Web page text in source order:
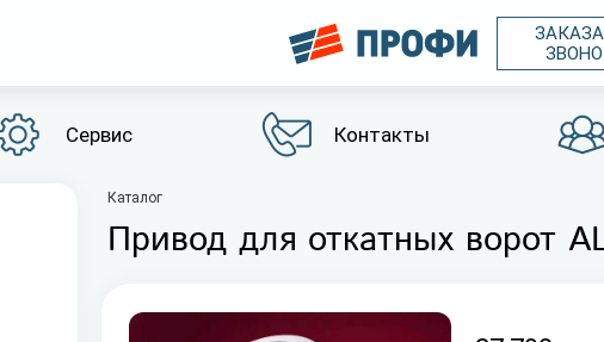
Сервис Контакты
Каталог
Привод для откатных ворот